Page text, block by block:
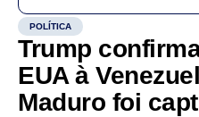
POLÍTICA
Trump
EUA à
Maduro foi